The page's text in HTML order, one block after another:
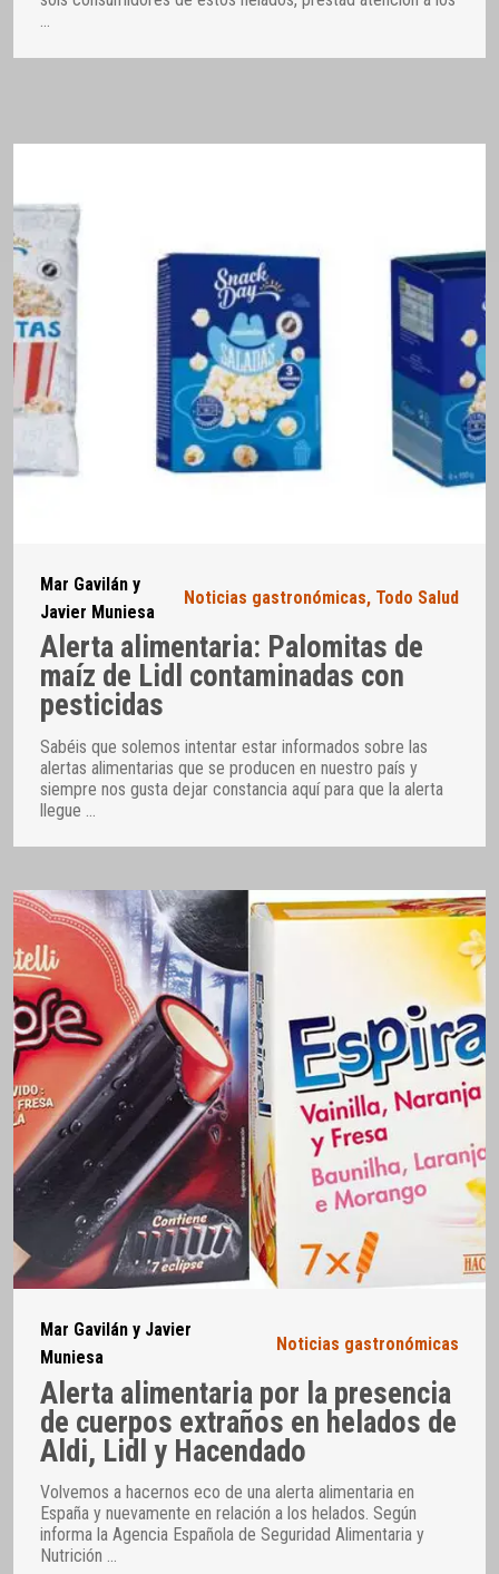
…
Mar Gavilán y
Javier Muniesa
Noticias gastronómicas, Todo Salud
Alerta alimentaria: Palomitas de
maíz de Lidl contaminadas con
pesticidas
Sabéis que solemos intentar estar informados sobre las
alertas alimentarias que se producen en nuestro país y
siempre nos gusta dejar constancia aquí para que la alerta
llegue
Mar Gavilán y Javier
Muniesa
Noticias gastronómicas
Alerta alimentaria por la presencia
de cuerpos extraños en helados de
Aldi, Lidl y Hacendado
Volvemos a hacernos eco de una alerta alimentaria en
España y nuevamente en relación a los helados. Según
informa la Agencia Española de Seguridad Alimentaria y
Nutrición …